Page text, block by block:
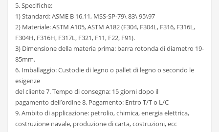
5. Specifiche:
1) Standard: ASME B 16.11, MSS-SP-79\ 83\ 95\97
2) Materiale: ASTM A105, ASTM A182 (F304, F304L, F316, F316L,
F304H, F316H, F317L, F321, F11, F22, F91).
3) Dimensione della materia prima: barra rotonda di diametro 19-
85mm.
6. Imballaggio: Custodie di legno o pallet di legno o secondo le
esigenze
del cliente 7. Tempo di consegna: 15 giorni dopo il
pagamento dell’ordine 8. Pagamento: Entro T/T o L/C
9. Ambito di applicazione: petrolio, chimica, energia elettrica,
costruzione navale, produzione di carta, costruzioni, ecc